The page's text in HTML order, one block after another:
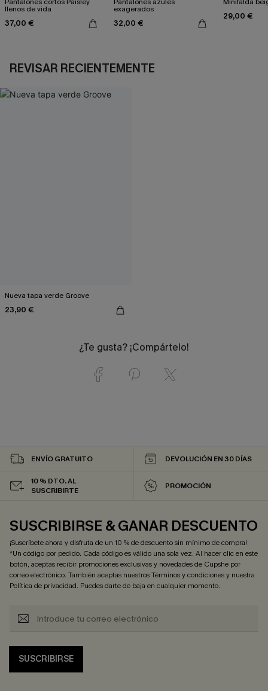
llenos de vida
37,00 €
exagerados
32,00 €
29,00 €
REVISAR RECIENTEMENTE
Nueva tapa verde Groove
23,90 €
¿Te gusta? ¡Compártelo!
ENVÍO GRATUITO DEVOLUCIÓN EN 30 DÍAS
10 % DTO. AL
SUSCRIBIRTE
PROMOCIÓN
SUSCRIBIRSE & GANAR DESCUENTO
¡Suscríbete ahora y disfruta de un 10 % de descuento sin mínimo de compra!
*Un código por pedido. Cada código es válido una sola vez. Al hacer clic en este
botón, aceptas recibir promociones exclusivas y novedades de Cupshe por
correo electrónico. También aceptas nuestrosTérminos y condicionesy nuestra
Política de privacidad. Puedes darte de baja en cualquier momento.
SUSCRIBIRSE